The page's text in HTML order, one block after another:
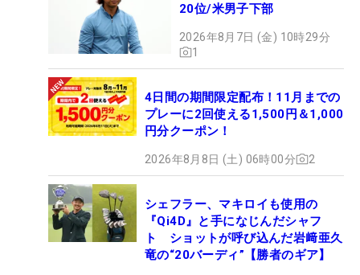
20位/米男子下部
2026年8月7日 (金) 10時29分
1
4日間の期間限定配布！11月までの
プレーに2回使える1,500円＆1,000
円分クーポン！
2026年8月8日 (土) 06時00分 2
シェフラー、マキロイも使用の
『Qi4D』と手になじんだシャフ
ト ショットが呼び込んだ岩﨑亜久
竜の“20バーディ”【勝者のギア】